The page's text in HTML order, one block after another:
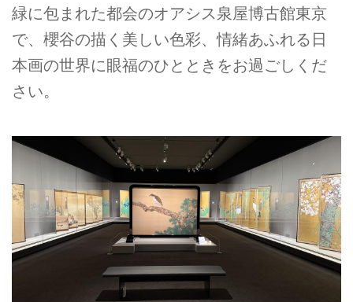
緑に包まれた都会のオアシス泉屋博古館東京
で、櫻谷の描く美しい色彩、情緒あふれる日
本画の世界に眼福のひとときをお過ごしくだ
さい。